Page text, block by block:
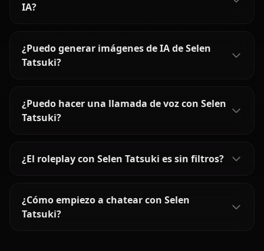
IA?
¿Puedo generar imágenes de IA de Selen
Tatsuki?
¿Puedo hacer una llamada de voz con Selen
Tatsuki?
¿El roleplay con Selen Tatsuki es sin filtros?
¿Cómo empiezo a chatear con Selen
Tatsuki?